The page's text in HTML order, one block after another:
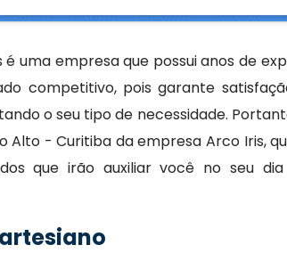
é uma empresa que possui anos de
competitivo, pois garante
o seu tipo de necessidade.
Alto - Curitiba da empresa Arco Iris,
que irão auxiliar você no seu